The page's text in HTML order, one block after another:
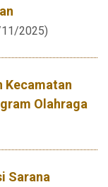
2025)
Kecamatan
Olahraga
Sarana